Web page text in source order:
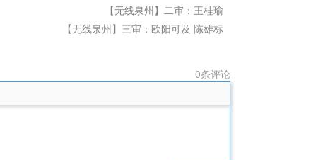
【无线泉州】二审：王桂瑜
【无线泉州】三审：欧阳可及 陈雄标
0条评论